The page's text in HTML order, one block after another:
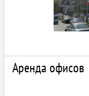
Аренда офисов